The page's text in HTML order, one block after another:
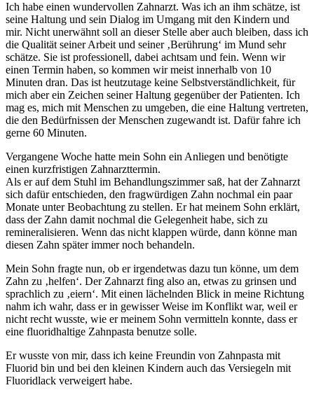
Ich habe einen wundervollen Zahnarzt. Was ich an ihm schätze, ist
seine Haltung und sein Dialog im Umgang mit den Kindern und
mir. Nicht unerwähnt soll an dieser Stelle aber auch bleiben, dass ich
die Qualität seiner Arbeit und seiner ‚Berührung‘ im Mund sehr
schätze. Sie ist professionell, dabei achtsam und fein. Wenn wir
einen Termin haben, so kommen wir meist innerhalb von 10
Minuten dran. Das ist heutzutage keine Selbstverständlichkeit, für
mich aber ein Zeichen seiner Haltung gegenüber der Patienten. Ich
mag es, mich mit Menschen zu umgeben, die eine Haltung vertreten,
die den Bedürfnissen der Menschen zugewandt ist. Dafür fahre ich
gerne 60 Minuten.
Vergangene Woche hatte mein Sohn ein Anliegen und benötigte
einen kurzfristigen Zahnarzttermin.
Als er auf dem Stuhl im Behandlungszimmer saß, hat der Zahnarzt
sich dafür entschieden, den fragwürdigen Zahn nochmal ein paar
Monate unter Beobachtung zu stellen. Er hat meinem Sohn erklärt,
dass der Zahn damit nochmal die Gelegenheit habe, sich zu
remineralisieren. Wenn das nicht klappen würde, dann könne man
diesen Zahn später immer noch behandeln.
Mein Sohn fragte nun, ob er irgendetwas dazu tun könne, um dem
Zahn zu ‚helfen‘. Der Zahnarzt fing also an, etwas zu grinsen und
sprachlich zu ‚eiern‘. Mit einen lächelnden Blick in meine Richtung
nahm ich wahr, dass er in gewisser Weise im Konflikt war, weil er
nicht recht wusste, wie er meinem Sohn vermitteln konnte, dass er
eine fluoridhaltige Zahnpasta benutze solle.
Er wusste von mir, dass ich keine Freundin von Zahnpasta mit
Fluorid bin und bei den kleinen Kindern auch das Versiegeln mit
Fluoridlack verweigert habe.